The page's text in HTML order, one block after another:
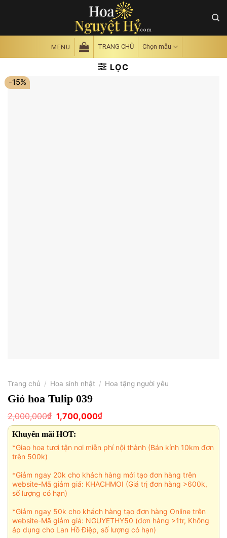
MENU TRANG CHỦ Chọn mẫu
LỌC
-15%
Trang chủ / Hoa sinh nhật / Hoa tặng người yêu
Giỏ hoa Tulip 039
2,000,000₫ Giá
gốc
là:
2,000,000₫.
1,700,000₫Giá
hiện
1,700,000₫.
Khuyến mãi HOT:
*Giao hoa tươi tận nơi miễn phí nội thành (Bán kính 10km đơn
trên 500k)
*Giảm ngay 20k cho khách hàng mới tạo đơn hàng trên
website-Mã giảm giá: KHACHMOI (Giá trị đơn hàng >600k,
số lượng có hạn)
*Giảm ngay 50k cho khách hàng tạo đơn hàng Online trên
website-Mã giảm giá: NGUYETHY50 (đơn hàng >1tr, Không
áp dụng cho Lan Hồ Điệp, số lượng có hạn)